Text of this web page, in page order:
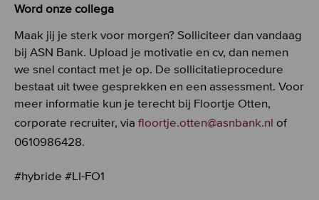
Word onze collega
Maak jij je sterk voor morgen? Solliciteer dan vandaag
bij ASN Bank. Upload je motivatie en cv, dan nemen
we snel contact met je op. De sollicitatieprocedure
bestaat uit twee gesprekken en een assessment. Voor
meer informatie kun je terecht bij Floortje Otten,
corporate recruiter, via floortje.otten@asnbank.nl of
0610986428.
#hybride #LI-FO1